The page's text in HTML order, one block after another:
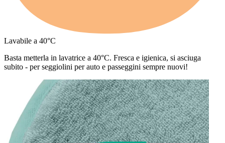
Lavabile a 40°C
Basta metterla in lavatrice a 40°C. Fresca e igienica, si asciuga
subito - per seggiolini per auto e passeggini sempre nuovi!